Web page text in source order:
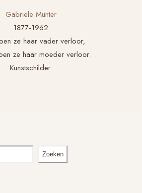
Gabriele Münter
1877-1962
ze haar vader verloor,
ze haar moeder verloor.
Kunstschilder.
Zoeken